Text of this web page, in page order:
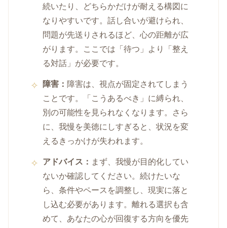
続いたり、どちらかだけが耐える構図に
なりやすいです。話し合いが避けられ、
問題が先送りされるほど、心の距離が広
がります。ここでは「待つ」より「整え
る対話」が必要です。
障害： 障害は、視点が固定されてしまう
ことです。「こうあるべき」に縛られ、
別の可能性を見られなくなります。さら
に、我慢を美徳にしすぎると、状況を変
えるきっかけが失われます。
アドバイス： まず、我慢が目的化してい
ないか確認してください。続けたいな
ら、条件やペースを調整し、現実に落と
し込む必要があります。離れる選択も含
めて、あなたの心が回復する方向を優先